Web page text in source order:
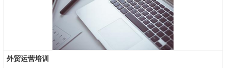
外贸运营培训